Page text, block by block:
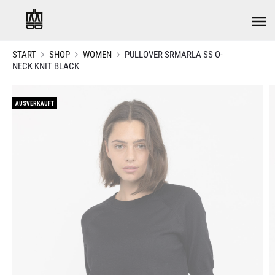
START SHOP WOMEN
PULLOVER SRMARLA SS O-
NECK KNIT BLACK
AUSVERKAUFT